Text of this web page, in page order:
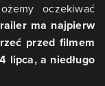
oczekiwać
ma najpierw
przed filmem
lipca, a niedługo